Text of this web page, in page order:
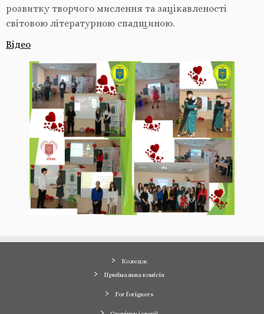
розвитку творчого мислення та зацікавленості
світовою літературною спадщиною.
Відео
Коледж
Приймальна комісія
For forigners